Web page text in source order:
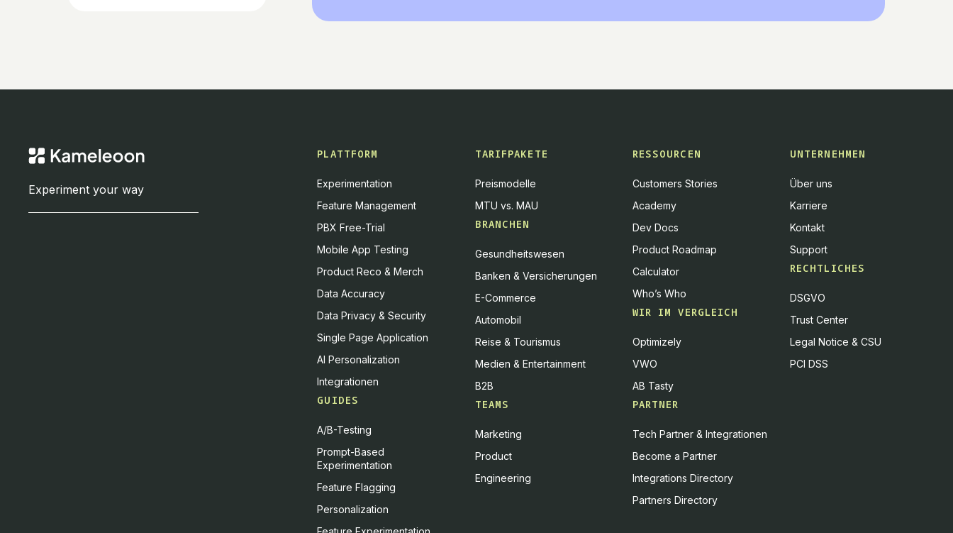
Experiment your way
PLATTFORM
Experimentation
Feature Management
PBX Free-Trial
Mobile App Testing
Product Reco & Merch
Data Accuracy
Data Privacy & Security
Single Page Application
AI Personalization
Integrationen
GUIDES
A/B-Testing
Prompt-Based
Experimentation
Feature Flagging
Personalization
TARIFPAKETE
Preismodelle
MTU vs. MAU
BRANCHEN
Gesundheitswesen
Banken & Versicherungen
E-Commerce
Automobil
Reise & Tourismus
Medien & Entertainment
B2B
TEAMS
Marketing
Product
Engineering
RESSOURCEN
Customers Stories
Academy
Dev Docs
Product Roadmap
Calculator
Who’s Who
WIR IM VERGLEICH
Optimizely
VWO
AB Tasty
PARTNER
Tech Partner & Integrationen
Become a Partner
Integrations Directory
Partners Directory
UNTERNEHMEN
Über uns
Karriere
Kontakt
Support
RECHTLICHES
DSGVO
Trust Center
Legal Notice & CSU
PCI DSS